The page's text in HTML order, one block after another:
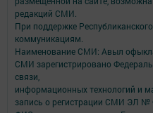
редакций СМИ.
При поддержке
коммуникациям.
Наименование СМИ: Авыл
СМИ зарегистрировано
связи,
информационных технологий и
запись о регистрации СМИ ЭЛ №